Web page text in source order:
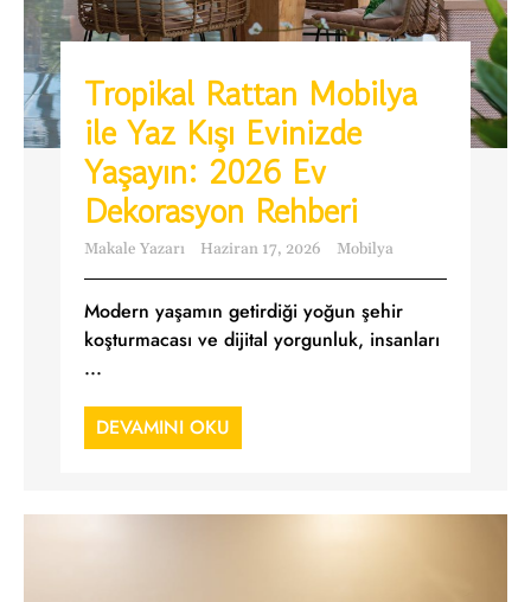
Tropikal Rattan Mobilya
ile Yaz Kışı Evinizde
Yaşayın: 2026 Ev
Dekorasyon Rehberi
Makale Yazarı Haziran 17, 2026 Mobilya
Modern yaşamın getirdiği yoğun şehir
koşturmacası ve dijital yorgunluk, insanları
...
DEVAMINI OKU